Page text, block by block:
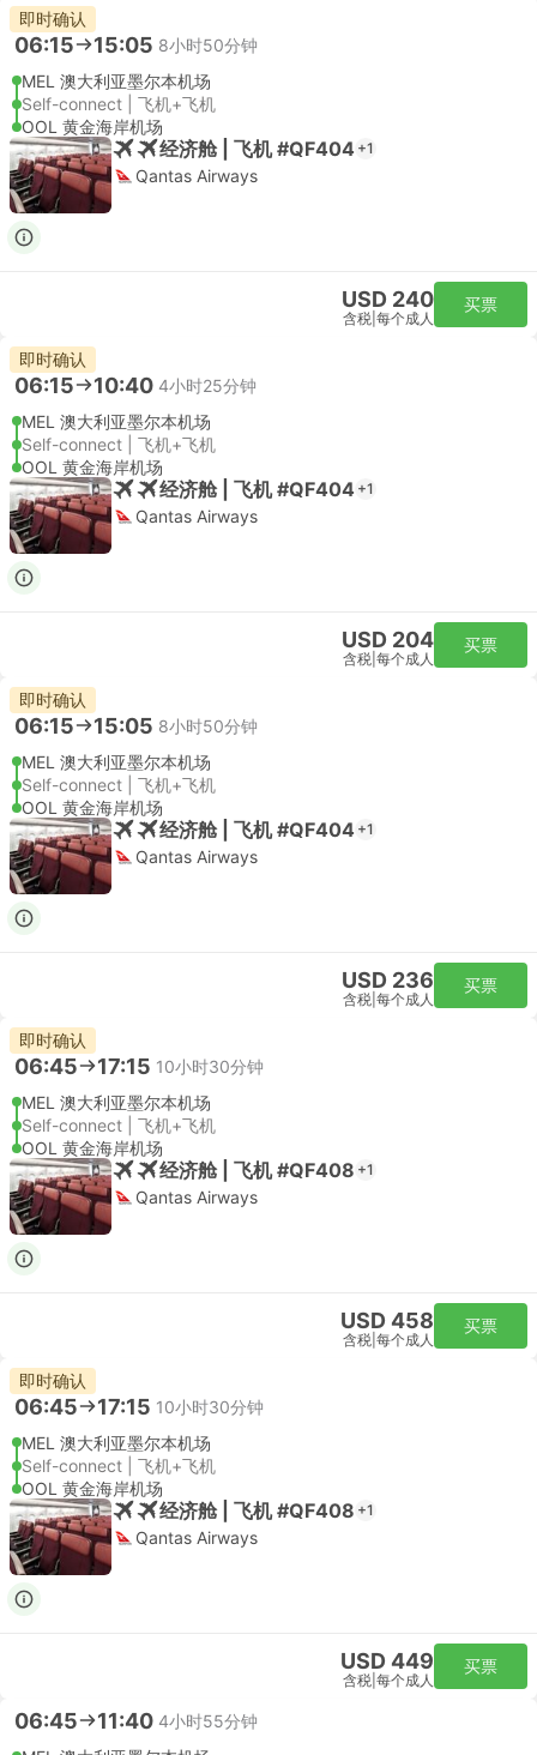
即时确认
06:15 15:05 8小时50分钟
MEL 澳大利亚墨尔本机场
Self-connect | 飞机+飞机
OOL 黄金海岸机场
经济舱 | 飞机 #QF404 +1
Qantas Airways
USD 240
含税 每个成人
买票
即时确认
06:15 10:40 4小时25分钟
MEL 澳大利亚墨尔本机场
Self-connect | 飞机+飞机
OOL 黄金海岸机场
经济舱 | 飞机 #QF404 +1
Qantas Airways
USD 204
含税 每个成人
买票
即时确认
06:15 15:05 8小时50分钟
MEL 澳大利亚墨尔本机场
Self-connect | 飞机+飞机
OOL 黄金海岸机场
经济舱 | 飞机 #QF404 +1
Qantas Airways
USD 236
含税 每个成人
买票
即时确认
06:45 17:15 10小时30分钟
MEL 澳大利亚墨尔本机场
Self-connect | 飞机+飞机
OOL 黄金海岸机场
经济舱 | 飞机 #QF408 +1
Qantas Airways
USD 458
含税 每个成人
买票
即时确认
06:45 17:15 10小时30分钟
MEL 澳大利亚墨尔本机场
Self-connect | 飞机+飞机
OOL 黄金海岸机场
经济舱 | 飞机 #QF408 +1
Qantas Airways
USD 449
含税 每个成人
买票
06:45 11:40 4小时55分钟